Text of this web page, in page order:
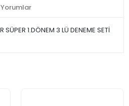
Yorumlar
SÜPER 1.DÖNEM 3 LÜ DENEME SETİ